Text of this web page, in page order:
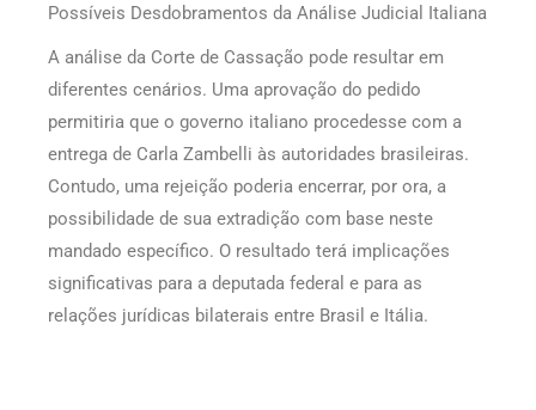
Possíveis Desdobramentos da Análise Judicial Italiana
A análise da Corte de Cassação pode resultar em
diferentes cenários. Uma aprovação do pedido
permitiria que o governo italiano procedesse com a
entrega de Carla Zambelli às autoridades brasileiras.
Contudo, uma rejeição poderia encerrar, por ora, a
possibilidade de sua extradição com base neste
mandado específico. O resultado terá implicações
significativas para a deputada federal e para as
relações jurídicas bilaterais entre Brasil e Itália.